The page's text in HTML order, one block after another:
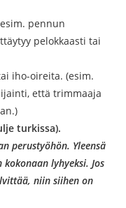
pennun
pelokkaasti tai
iho-oireita. (esim.
että trimmaaja
turkissa).
perustyöhön. Yleensä
lyhyeksi. Jos
niin siihen on